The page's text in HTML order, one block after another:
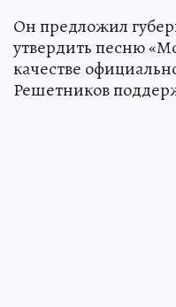
Он предложил
утвердить песню
качестве
Решетников